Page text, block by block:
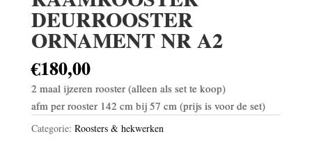
DEURROOSTER
ORNAMENT NR A2
€180,00
2 maal ijzeren rooster (alleen als set te koop)
afm per rooster 142 cm bij 57 cm (prijs is voor de set)
Categorie: Roosters & hekwerken